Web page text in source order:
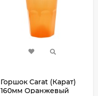
Горшок Carat (Карат)
160мм Оранжевый